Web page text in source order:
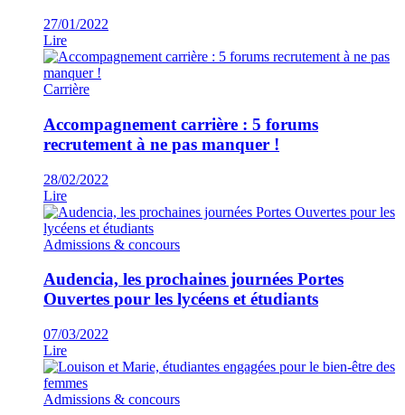
27/01/2022
Lire
Carrière
Accompagnement carrière : 5 forums
recrutement à ne pas manquer !
28/02/2022
Lire
Admissions & concours
Audencia, les prochaines journées Portes
Ouvertes pour les lycéens et étudiants
07/03/2022
Lire
Admissions & concours